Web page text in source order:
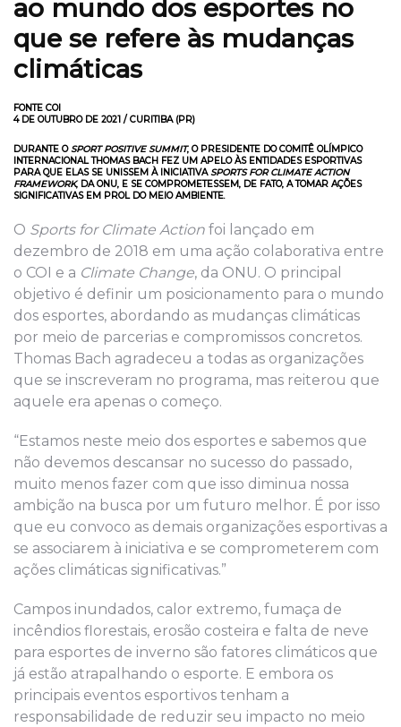
ao mundo dos esportes no
que se refere às mudanças
climáticas
FONTE COI
4 DE OUTUBRO DE 2021 / CURITIBA (PR)
DURANTE OSPORT POSITIVE SUMMIT, O PRESIDENTE DO COMITÊ OLÍMPICO
INTERNACIONAL THOMAS BACH FEZ UM APELO ÀS ENTIDADES ESPORTIVAS
PARA QUE ELAS SE UNISSEM À INICIATIVASPORTS FOR CLIMATE ACTION
FRAMEWORK, DA ONU, E SE COMPROMETESSEM, DE FATO, A TOMAR AÇÕES
SIGNIFICATIVAS EM PROL DO MEIO AMBIENTE.
O Sports for Climate Action foi lançado em
dezembro de 2018 em uma ação colaborativa entre
o COI e a Climate Change, da ONU. O principal
objetivo é definir um posicionamento para o mundo
dos esportes, abordando as mudanças climáticas
por meio de parcerias e compromissos concretos.
Thomas Bach agradeceu a todas as organizações
que se inscreveram no programa, mas reiterou que
aquele era apenas o começo.
“Estamos neste meio dos esportes e sabemos que
não devemos descansar no sucesso do passado,
muito menos fazer com que isso diminua nossa
ambição na busca por um futuro melhor. É por isso
que eu convoco as demais organizações esportivas a
se associarem à iniciativa e se comprometerem com
ações climáticas significativas.”
Campos inundados, calor extremo, fumaça de
incêndios florestais, erosão costeira e falta de neve
para esportes de inverno são fatores climáticos que
já estão atrapalhando o esporte. E embora os
principais eventos esportivos tenham a
responsabilidade de reduzir seu impacto no meio